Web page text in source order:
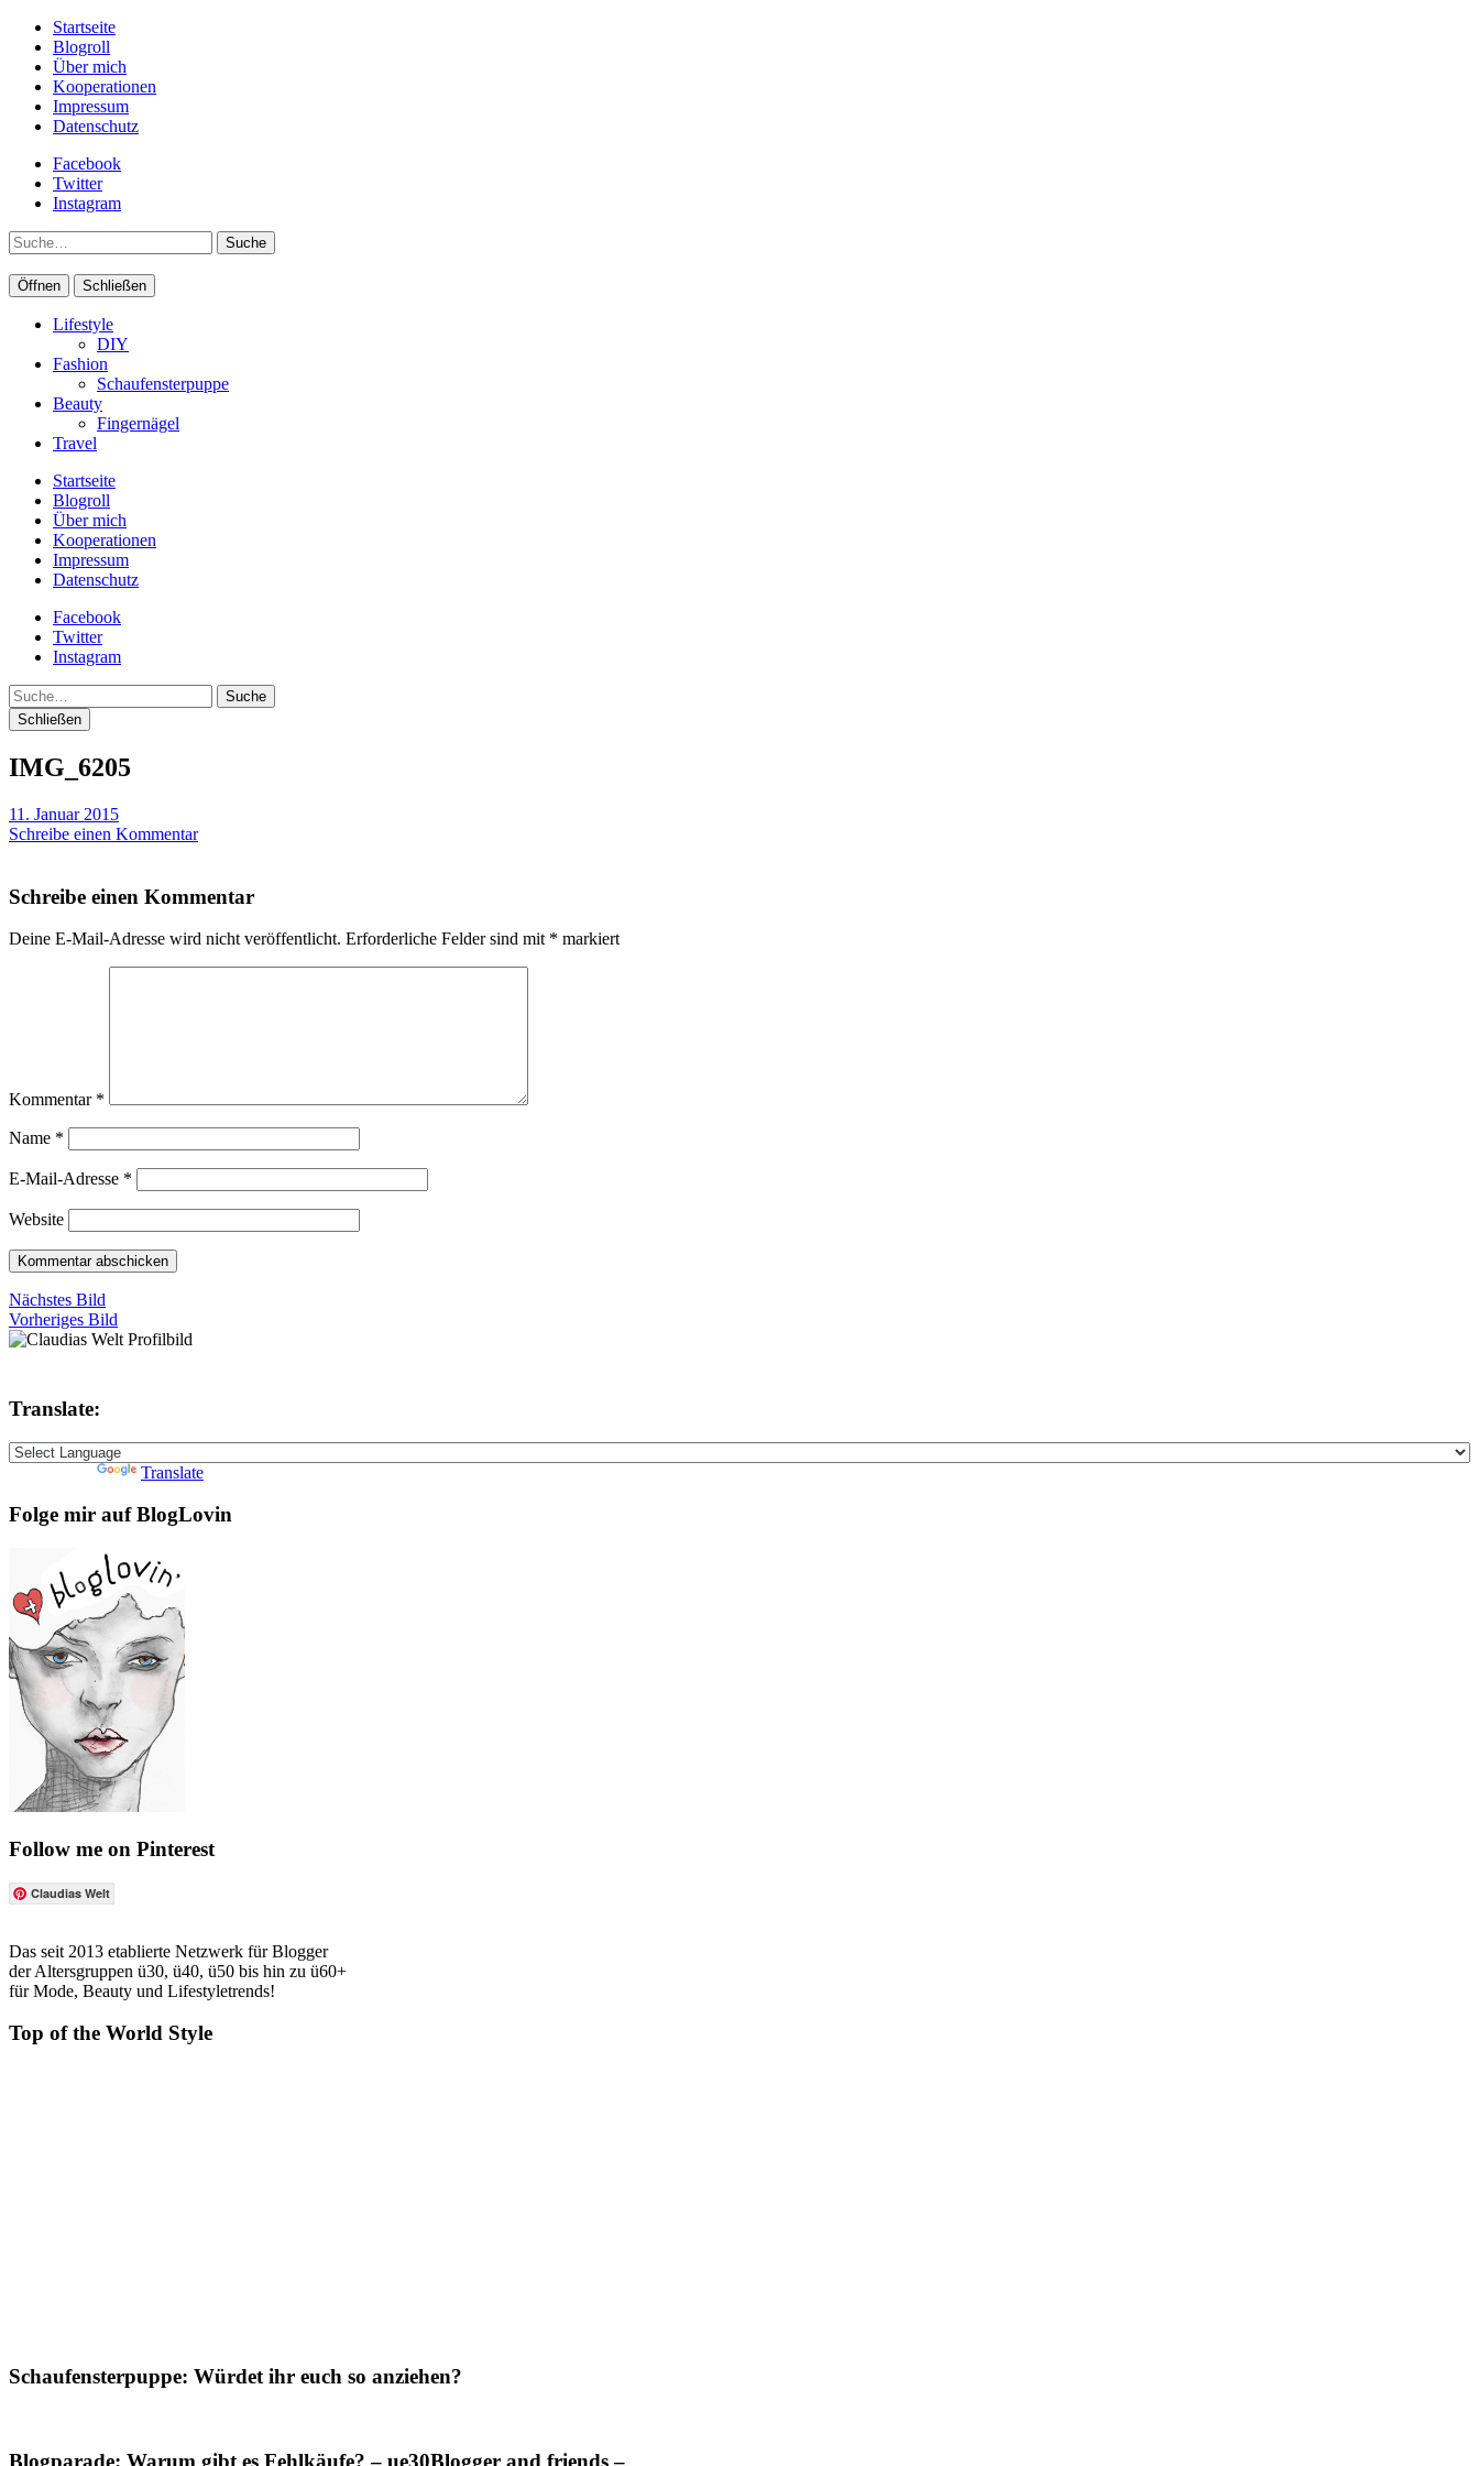
Startseite
Blogroll
Über mich
Kooperationen
Impressum
Datenschutz
Facebook
Twitter
Instagram
Suche
Öffnen Schließen
Lifestyle
DIY
Fashion
Schaufensterpuppe
Beauty
Fingernägel
Travel
Startseite
Blogroll
Über mich
Kooperationen
Impressum
Datenschutz
Facebook
Twitter
Instagram
Suche
Schließen
IMG_6205
11. Januar 2015
Schreibe einen Kommentar
Schreibe einen Kommentar
Deine E-Mail-Adresse wird nicht veröffentlicht. Erforderliche Felder sind mit * markiert
Kommentar *
Name *
E-Mail-Adresse *
Website
Nächstes Bild
Vorheriges Bild
Translate:
Translate
Folge mir auf BlogLovin
Follow me on Pinterest
Claudias Welt
Das seit 2013 etablierte Netzwerk für Blogger
der Altersgruppen ü30, ü40, ü50 bis hin zu ü60+
für Mode, Beauty und Lifestyletrends!
Top of the World Style
Schaufensterpuppe: Würdet ihr euch so anziehen?
Blogparade: Warum gibt es Fehlkäufe? – ue30Blogger and friends –